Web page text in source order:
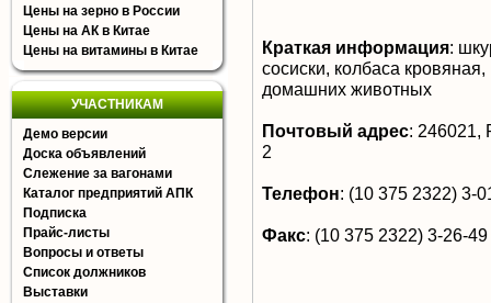
Цены на зерно в России
Цены на АК в Китае
Цены на витамины в Китае
УЧАСТНИКАМ
Демо версии
Доска объявлений
Слежение за вагонами
Каталог предприятий АПК
Подписка
Прайс-листы
Вопросы и ответы
Список должников
Выставки
Краткая информация:
сосиски, колбаса
домашних животных
Почтовый адрес: 246021,
2
Телефон: (10 375 2322) 3-
Факс: (10 375 2322) 3-26-49